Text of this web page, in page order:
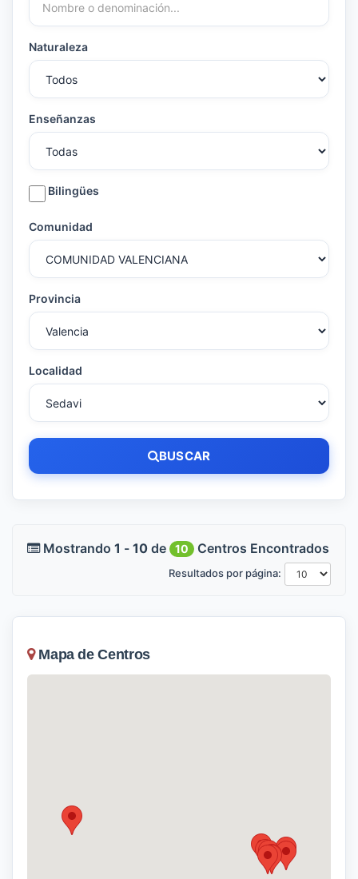
Naturaleza
Enseñanzas
Bilingües
Comunidad
Provincia
Localidad
BUSCAR
Mostrando 1 - 10 de 10 Centros Encontrados
Resultados por página:
Mapa de Centros